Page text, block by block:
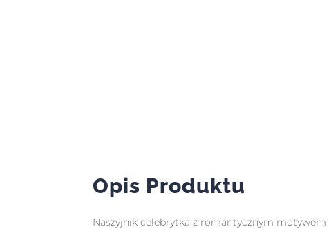
Opis Produktu
Naszyjnik celebrytka z romantycznym motywem